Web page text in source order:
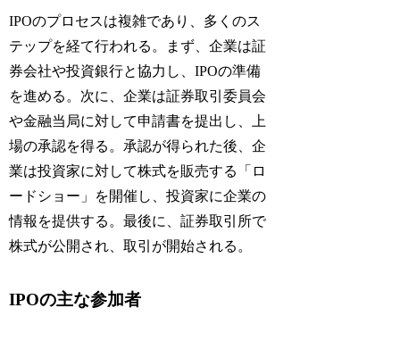
IPOのプロセスは複雑であり、多くのス
テップを経て行われる。まず、企業は証
券会社や投資銀行と協力し、IPOの準備
を進める。次に、企業は証券取引委員会
や金融当局に対して申請書を提出し、上
場の承認を得る。承認が得られた後、企
業は投資家に対して株式を販売する「ロ
ードショー」を開催し、投資家に企業の
情報を提供する。最後に、証券取引所で
株式が公開され、取引が開始される。
IPOの主な参加者